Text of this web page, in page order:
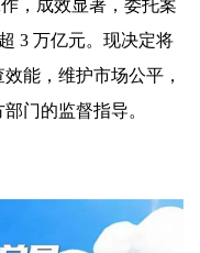
，成效显著，委托案
3 万亿元。现决定将
能，维护市场公平，
门的监督指导。